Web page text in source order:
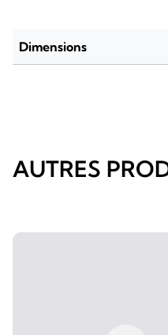
Dimensions
AUTRES